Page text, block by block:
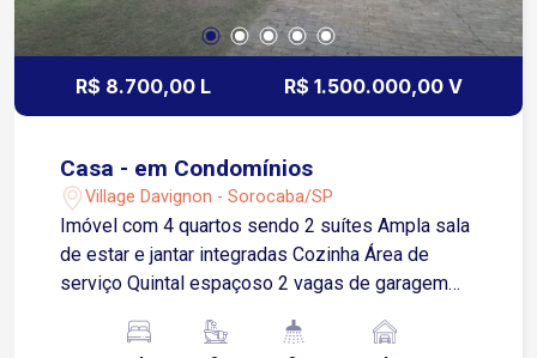
segurança Piscina Academia equipada Quadra
poliesportiva Salão de festas Mini mercado
interno Agende já sua visita e não perca essa
oportunidade!
R$ 8.700,00 L R$ 1.500.000,00 V
Casa - em Condomínios
Village Davignon - Sorocaba/SP
Imóvel com 4 quartos sendo 2 suítes Ampla sala
de estar e jantar integradas Cozinha Área de
serviço Quintal espaçoso 2 vagas de garagem
Sorocaba SP com acesso facilitado às principais